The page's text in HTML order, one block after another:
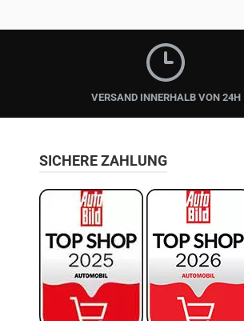
VERSAND INNERHALB VON 24H
SICHERE ZAHLUNG